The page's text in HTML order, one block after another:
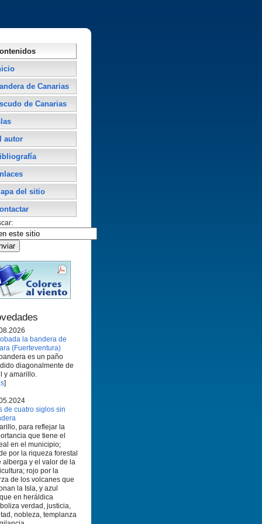
de Canarias
de Canarias
autor
del sitio
la bandera de
(Fuerteventura)
es un paño
diagonalmente de
y amarillo.
]
de cuatro siglos sin
para reflejar la
que tiene el
en el municipio;
por la riqueza forestal
alberga y el valor de la
rojo por la
de los volcanes que
la Isla, y azul
en heráldica
verdad, justicia,
nobleza, templanza